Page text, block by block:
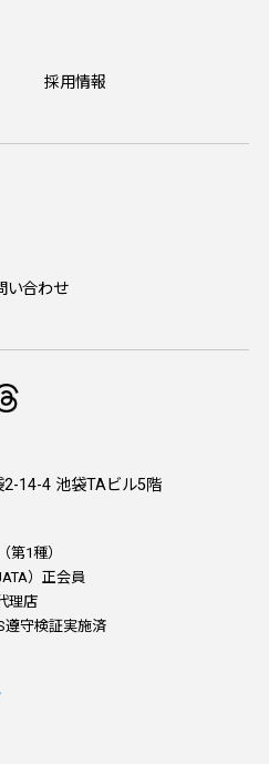
14-4 池袋TAビル5階
第1種）
）正会員
理店
遵守検証実施済
採用情報
い合わせ